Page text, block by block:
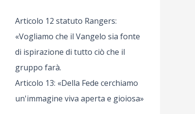
Articolo 12 statuto Rangers:
«Vogliamo che il Vangelo sia fonte
di ispirazione di tutto ciò che il
gruppo farà.
Articolo 13: «Della Fede cerchiamo
un'immagine viva aperta e gioiosa»